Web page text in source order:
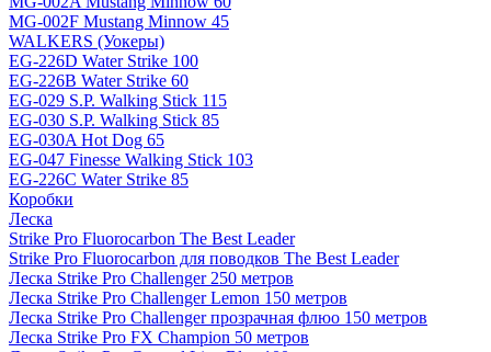
MG-002F Mustang Minnow 45
WALKERS (Уокеры)
EG-226D Water Strike 100
EG-226B Water Strike 60
EG-029 S.P. Walking Stick 115
EG-030 S.P. Walking Stick 85
EG-030A Hot Dog 65
EG-047 Finesse Walking Stick 103
EG-226C Water Strike 85
Коробки
Леска
Strike Pro Fluorocarbon The Best Leader
Strike Pro Fluorocarbon для поводков The Best Leader
Леска Strike Pro Challenger 250 метров
Леска Strike Pro Challenger Lemon 150 метров
Леска Strike Pro Challenger прозрачная флюо 150 метров
Леска Strike Pro FX Champion 50 метров